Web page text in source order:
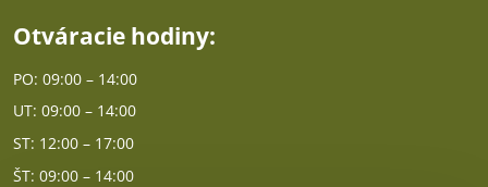
Otváracie hodiny:
PO: 09:00 – 14:00
UT: 09:00 – 14:00
ST: 12:00 – 17:00
ŠT: 09:00 – 14:00